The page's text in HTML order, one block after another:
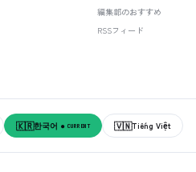
編集部のおすすめ
RSSフィード
🇰🇷한국어 ● CURRENT 🇻🇳Tiếng Việt